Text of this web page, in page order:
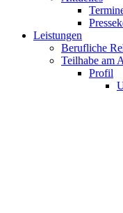
Leistungen
Berufliche
Teilhabe am
Profil